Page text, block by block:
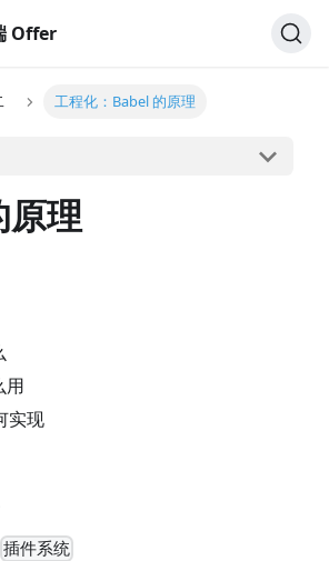
Offer
工程化：Babel 的原理
理
用
实现
插件系统